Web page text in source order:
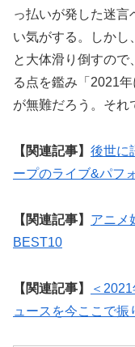
っ払いが発した迷言
い気がする。しかし
と大体滑り倒すので
る点を鑑み「2021
が無難だろう。それ
【関連記事】 後世に
ープのライブ&パフ
【関連記事】 アニメ
BEST10
【関連記事】
＜
ュースを今ここで振